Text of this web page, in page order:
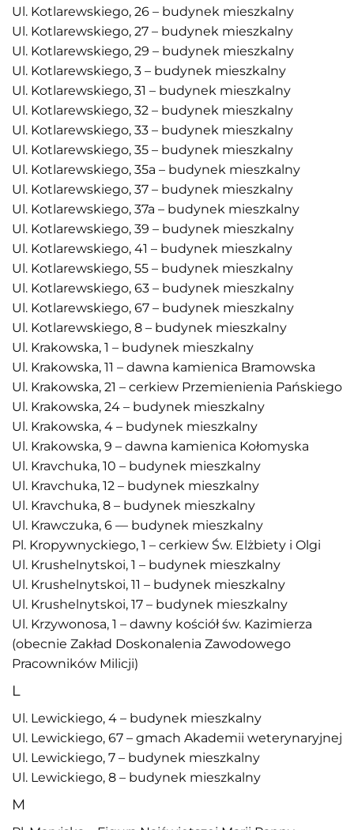
Ul. Kotlarewskiego, 26 – budynek mieszkalny
Ul. Kotlarewskiego, 27 – budynek mieszkalny
Ul. Kotlarewskiego, 29 – budynek mieszkalny
Ul. Kotlarewskiego, 3 – budynek mieszkalny
Ul. Kotlarewskiego, 31 – budynek mieszkalny
Ul. Kotlarewskiego, 32 – budynek mieszkalny
Ul. Kotlarewskiego, 33 – budynek mieszkalny
Ul. Kotlarewskiego, 35 – budynek mieszkalny
Ul. Kotlarewskiego, 35a – budynek mieszkalny
Ul. Kotlarewskiego, 37 – budynek mieszkalny
Ul. Kotlarewskiego, 37a – budynek mieszkalny
Ul. Kotlarewskiego, 39 – budynek mieszkalny
Ul. Kotlarewskiego, 41 – budynek mieszkalny
Ul. Kotlarewskiego, 55 – budynek mieszkalny
Ul. Kotlarewskiego, 63 – budynek mieszkalny
Ul. Kotlarewskiego, 67 – budynek mieszkalny
Ul. Kotlarewskiego, 8 – budynek mieszkalny
Ul. Krakowska, 1 – budynek mieszkalny
Ul. Krakowska, 11 – dawna kamienica Bramowska
Ul. Krakowska, 21 – cerkiew Przemienienia Pańskiego
Ul. Krakowska, 24 – budynek mieszkalny
Ul. Krakowska, 4 – budynek mieszkalny
Ul. Krakowska, 9 – dawna kamienica Kołomyska
Ul. Kravchuka, 10 – budynek mieszkalny
Ul. Kravchuka, 12 – budynek mieszkalny
Ul. Kravchuka, 8 – budynek mieszkalny
Ul. Krawczuka, 6 — budynek mieszkalny
Pl. Kropywnyckiego, 1 – cerkiew Św. Elżbiety i Olgi
Ul. Krushelnytskoi, 1 – budynek mieszkalny
Ul. Krushelnytskoi, 11 – budynek mieszkalny
Ul. Krushelnytskoi, 17 – budynek mieszkalny
Ul. Krzywonosa, 1 – dawny kościół św. Kazimierza
(obecnie Zakład Doskonalenia Zawodowego
Pracowników Milicji)
L
Ul. Lewickiego, 4 – budynek mieszkalny
Ul. Lewickiego, 67 – gmach Akademii weterynaryjnej
Ul. Lewickiego, 7 – budynek mieszkalny
Ul. Lewickiego, 8 – budynek mieszkalny
M